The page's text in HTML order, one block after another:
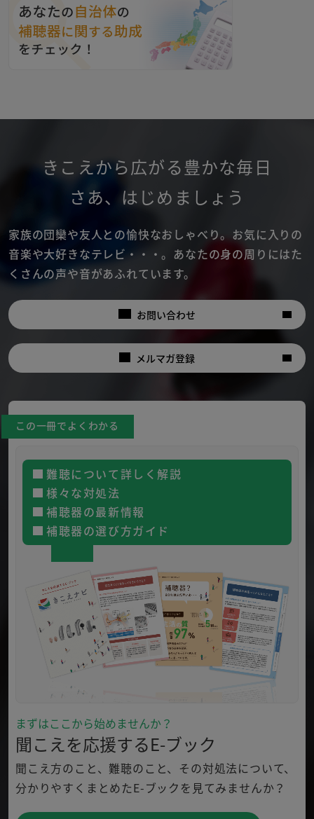
きこえから広がる豊かな毎日
さあ、 はじめましょう
家族の団欒や友人との愉快なおしゃべり。 お気に入りの
音楽や大好きなテレビ・・・。 あなたの身の周りにはた
くさんの声や音があふれています。
お問い合わせ
メルマガ登録
この一冊でよくわかる
まずはここから始めませんか？
聞こえを応援するE-ブック
聞こえ方のこと、難聴のこと、その対処法について、
分かりやすくまとめたE-ブックを見てみませんか？
難聴について詳しく解説
様々な対処法
補聴器の最新情報
補聴器の選び方ガイド